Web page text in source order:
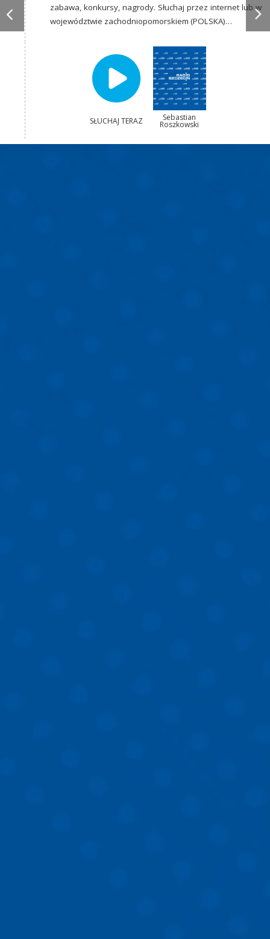
zabawa, konkursy, nagrody. Słuchaj przez internet lub w
województwie zachodniopomorskiem (POLSKA)…
SŁUCHAJ TERAZ Sebastian
Roszkowski